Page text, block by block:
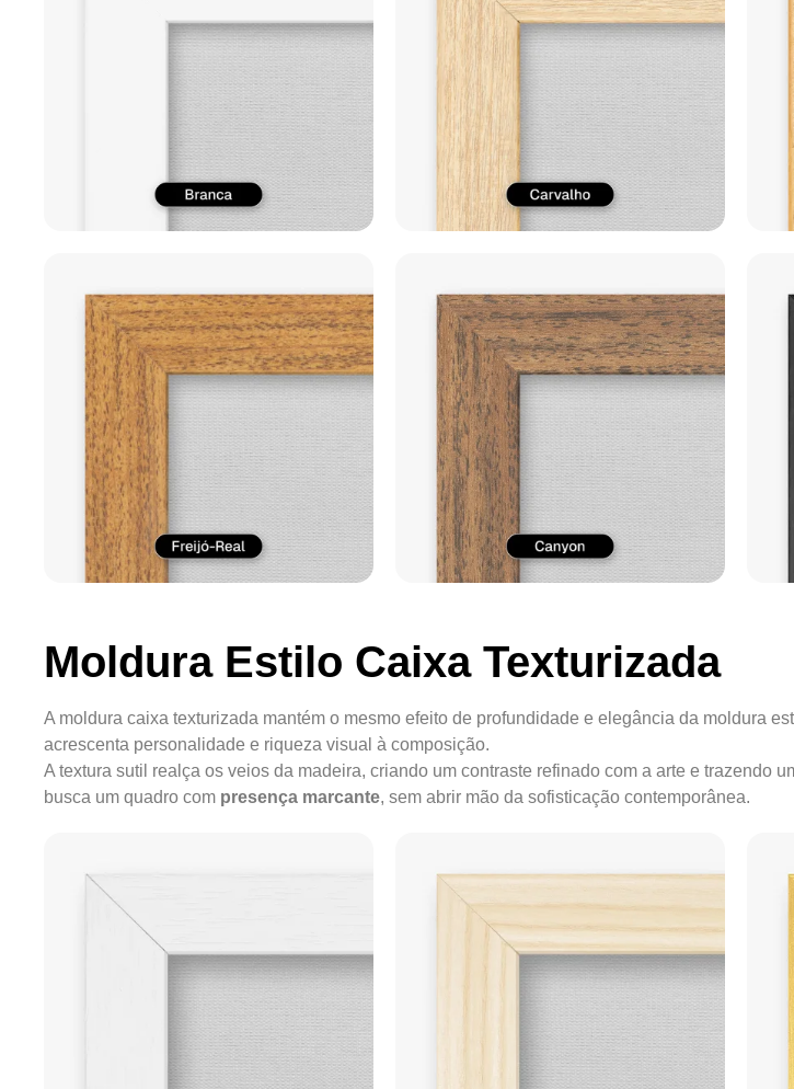
Moldura Estilo Caixa Texturizada
A moldura caixa texturizada mantém o mesmo efeito de profundidade e elegância da moldura
acrescenta personalidade e riqueza visual à composição.
A textura sutil realça os veios da madeira, criando um contraste refinado com a arte e trazendo
busca um quadro com presença marcante, sem abrir mão da sofisticação contemporânea.